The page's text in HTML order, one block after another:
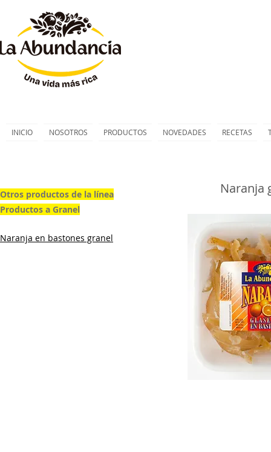
INICIO NOSOTROS PRODUCTOS NOVEDADES RECETAS
Otros productos de la línea
Productos a Granel
Naranja en bastones granel
Naranja